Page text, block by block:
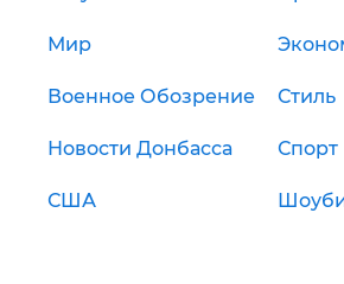
Мир
Военное Обозрение Стиль
Новости Донбасса Спорт
США